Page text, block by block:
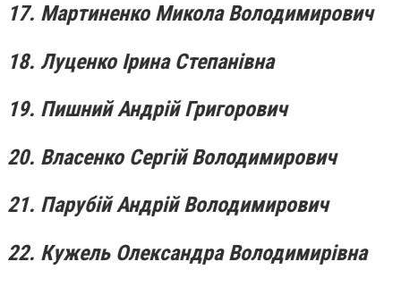
17. Мартиненко Микола Володимирович
18. Луценко Ірина Степанівна
19. Пишний Андрій Григорович
20. Власенко Сергій Володимирович
21. Парубій Андрій Володимирович
22. Кужель Олександра Володимирівна